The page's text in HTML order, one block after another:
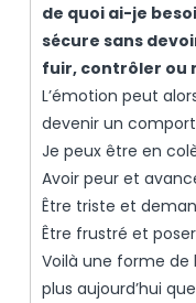
de quoi ai-je
sécure sans
fuir, contrôler ou
L’émotion peut
devenir un
Je peux être en
Avoir peur et
Être triste et
Être frustré et
Voilà une forme de
plus aujourd’hui